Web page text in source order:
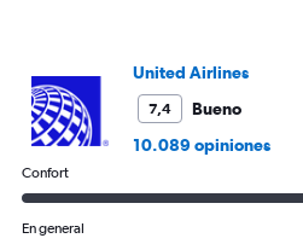
United Airlines
7,4
Bueno
10.089 opiniones
Confort
En general